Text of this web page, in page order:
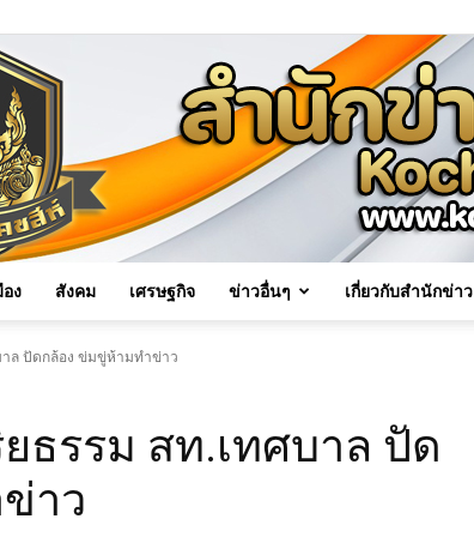
ง สังคม เศรษฐกิจ ข่าวอื่นๆ เกี่ยวกับสำนักข่าว
ล ปัดกล้อง ข่มขู่ห้ามทำข่าว
ธรรม สท.เทศบาล ปัด
าว